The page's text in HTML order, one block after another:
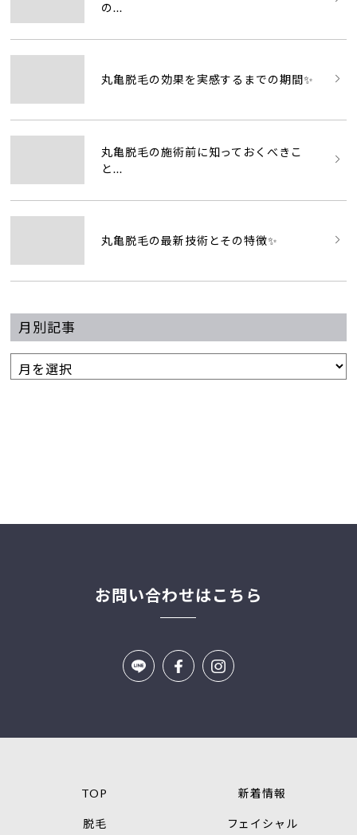
の...
丸亀脱毛の効果を実感するまでの期間✨
丸亀脱毛の施術前に知っておくべきこ
と...
丸亀脱毛の最新技術とその特徴✨
月別記事
お問い合わせはこちら
TOP 新着情報
脱毛 フェイシャル